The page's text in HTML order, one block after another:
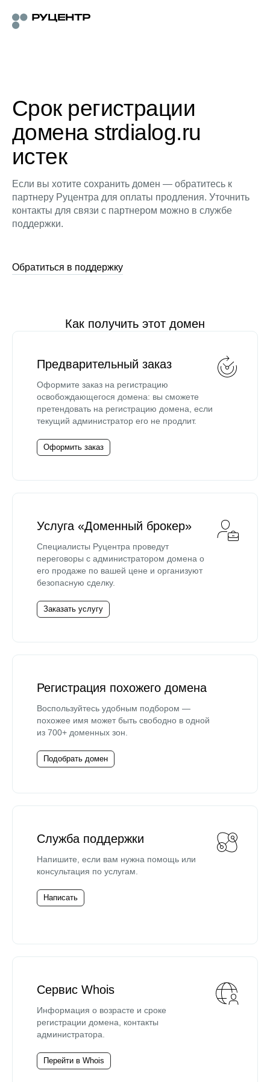
Срок регистрации
домена strdialog.ru
истек
Если вы хотите сохранить домен — обратитесь к
партнеру Руцентра для оплаты продления. Уточнить
контакты для связи с партнером можно в службе
поддержки.
Обратиться в поддержку
Как получить этот домен
Предварительный заказ
Оформите заказ на регистрацию
освобождающегося домена: вы сможете
претендовать на регистрацию домена, если
текущий администратор его не продлит.
Оформить заказ
Услуга «Доменный брокер»
Специалисты Руцентра проведут
переговоры с администратором домена о
его продаже по вашей цене и организуют
безопасную сделку.
Заказать услугу
Регистрация похожего домена
Воспользуйтесь удобным подбором —
похожее имя может быть свободно в одной
из 700+ доменных зон.
Подобрать домен
Служба поддержки
Напишите, если вам нужна помощь или
консультация по услугам.
Написать
Сервис Whois
Информация о возрасте и сроке
регистрации домена, контакты
администратора.
Перейти в Whois